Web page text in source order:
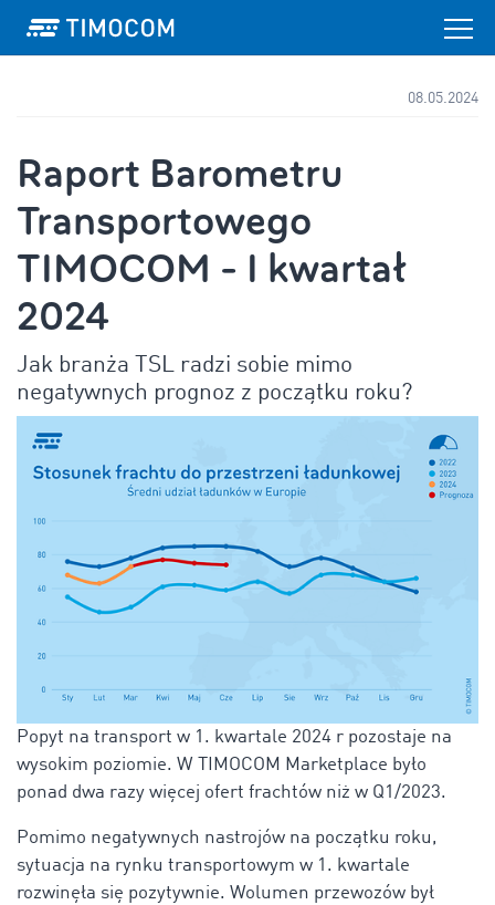
08.05.2024
Raport Barometru
Transportowego
TIMOCOM - I kwartał
2024
Jak branża TSL radzi sobie mimo
negatywnych prognoz z początku roku?
Popyt na transport w 1. kwartale 2024 r pozostaje na
wysokim poziomie. W TIMOCOM Marketplace było
ponad dwa razy więcej ofert frachtów niż w Q1/2023.
Pomimo negatywnych nastrojów na początku roku,
sytuacja na rynku transportowym w 1. kwartale
rozwinęła się pozytywnie. Wolumen przewozów był